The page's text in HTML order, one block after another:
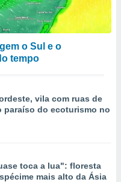
o Sul e o
tempo
vila com ruas de
paraíso do ecoturismo no
toca a lua": floresta
mais alto da Ásia